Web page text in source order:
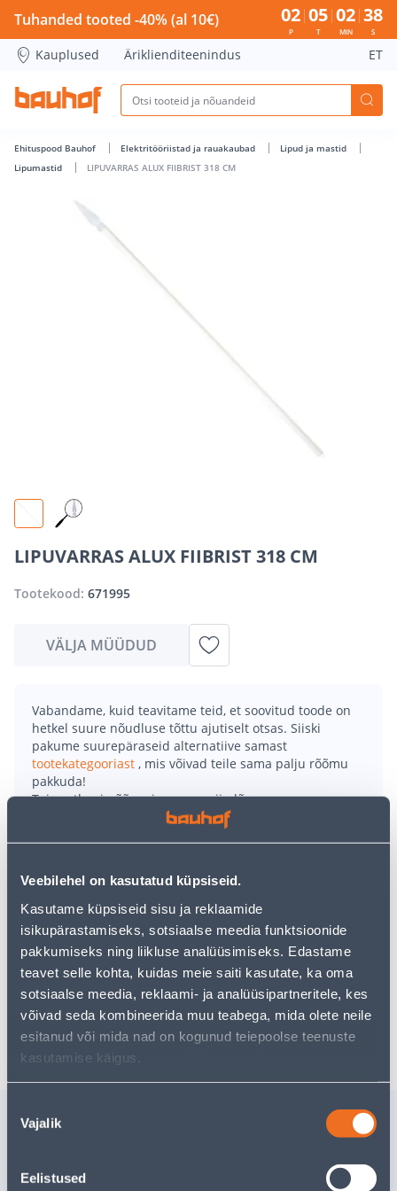
Veebilehel on kasutatud küpsiseid.
Kasutame küpsiseid sisu ja reklaamide
isikupärastamiseks, sotsiaalse meedia funktsioonide
pakkumiseks ning liikluse analüüsimiseks. Edastame
teavet selle kohta, kuidas meie saiti kasutate, ka oma
sotsiaalse meedia, reklaami- ja analüüsipartneritele, kes
võivad seda kombineerida muu teabega, mida olete neile
esitanud või mida nad on kogunud teiepoolse teenuste
kasutamise käigus.
valik
Vajalik
Eelistused
LIPUVARRAS ALUX FIIBRIST 318 CM - Bauhof has loaded
Tuhanded tooted -40% (al 10€) 02
P
05
T
02
MIN
37
S
Kauplused Äriklienditeenindus ET
Ehituspood Bauhof Elektritööriistad ja rauakaubad
Lipud ja mastid
Lipumastid
LIPUVARRAS ALUX FIIBRIST 318 CM
LIPUVARRAS ALUX FIIBRIST 318 CM
Tootekood: 671995
VÄLJA MÜÜDUD
Vabandame, kuid teavitame teid, et soovitud toode on
hetkel suure nõudluse tõttu ajutiselt otsas. Siiski
pakume suurepäraseid alternatiive samast
tootekategooriast , mis võivad teile sama palju rõõmu
pakkuda!
Teie ostlemisrõõm ei pea aga siin lõppema - oma
uurimistööd saate jätkata, naastes
kasutades meie võimsat otsingufunktsiooni, et leida
• Fiibrist valmistatud lipuvarras.
• Pikkusega 318 cm.
• Vastupidav erinevatele ilmastikutingimustele.
• 14-päevane tagastusõigus.
Sarnased tooted